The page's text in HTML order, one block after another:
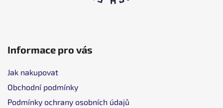
Informace pro vás
Jak nakupovat
Obchodní podmínky
Podmínky ochrany osobních údajů